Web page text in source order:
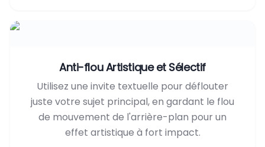
Anti-flou Artistique et Sélectif
Utilisez une invite textuelle pour déflouter
juste votre sujet principal, en gardant le flou
de mouvement de l'arrière-plan pour un
effet artistique à fort impact.